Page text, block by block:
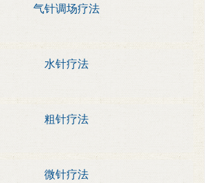
气针调场疗法
水针疗法
粗针疗法
微针疗法